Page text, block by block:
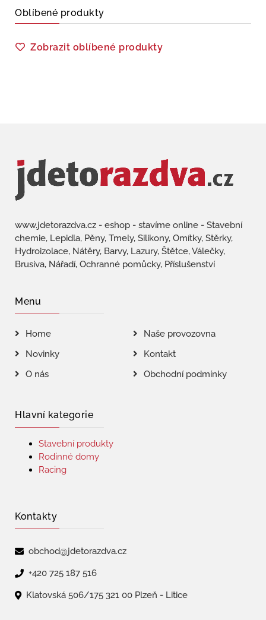
Oblíbené produkty
Zobrazit oblíbené produkty
www.jdetorazdva.cz - eshop - stavíme online - Stavební
chemie, Lepidla, Pěny, Tmely, Silikony, Omítky, Stěrky,
Hydroizolace, Nátěry, Barvy, Lazury, Štětce, Válečky,
Brusiva, Nářadí, Ochranné pomůcky, Příslušenství
Menu
Home
Naše provozovna
Novinky
Kontakt
O nás
Obchodní podmínky
Hlavní kategorie
Stavební produkty
Rodinné domy
Racing
Kontakty
obchod@jdetorazdva.cz
+420 725 187 516
Klatovská 506/175 321 00 Plzeň - Litice